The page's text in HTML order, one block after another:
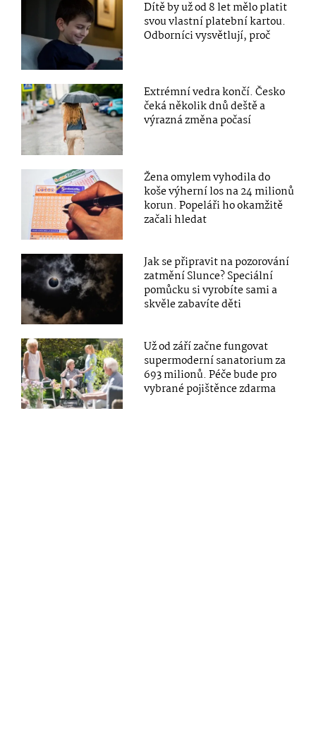
Dítě by už od 8 let mělo platit
svou vlastní platební kartou.
Odborníci vysvětlují, proč
Extrémní vedra končí. Česko
čeká několik dnů deště a
výrazná změna počasí
Žena omylem vyhodila do
koše výherní los na 24 milionů
korun. Popeláři ho okamžitě
začali hledat
Jak se připravit na pozorování
zatmění Slunce? Speciální
pomůcku si vyrobíte sami a
skvěle zabavíte děti
Už od září začne fungovat
supermoderní sanatorium za
693 milionů. Péče bude pro
vybrané pojištěnce zdarma